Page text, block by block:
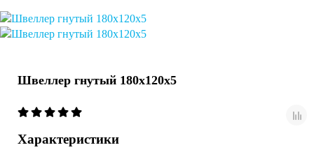
Швеллер гнутый 180х120х5
Характеристики